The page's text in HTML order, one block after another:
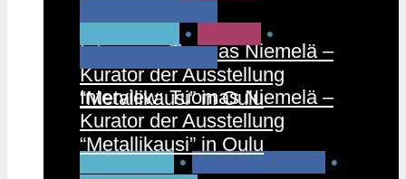
Interview: Tuomas Niemelä –
Kurator der Ausstellung
“Metallikausi” in Oulu
PARTNER • RUNDREISEN
•
•
•
Interview: Tuomas Niemelä –
Kurator der Ausstellung
“Metallikausi” in Oulu